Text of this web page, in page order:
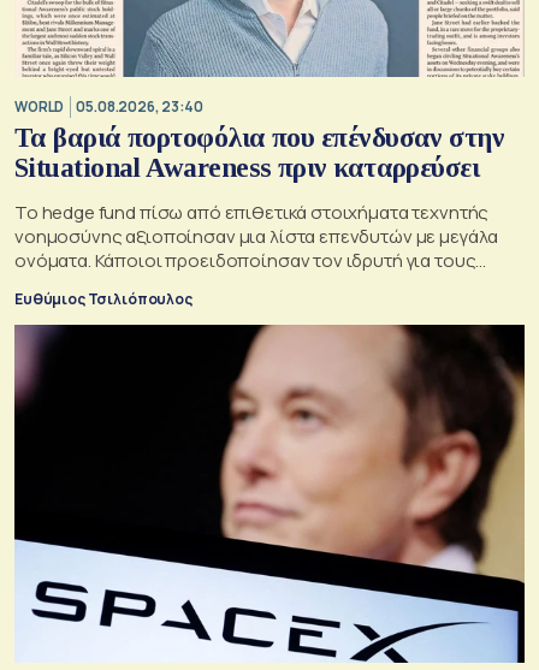
WORLD 05.08.2026, 23:40
Τα βαριά πορτοφόλια που επένδυσαν στην
Situational Awareness πριν καταρρεύσει
Το hedge fund πίσω από επιθετικά στοιχήματα τεχνητής
νοημοσύνης αξιοποίησαν μια λίστα επενδυτών με μεγάλα
ονόματα. Κάποιοι προειδοποίησαν τον ιδρυτή για τους
κινδύνους του μεγάλου δανεισμού
Ευθύμιος Τσιλιόπουλος